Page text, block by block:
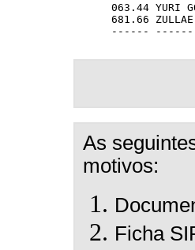
As
motivos:
Ficha